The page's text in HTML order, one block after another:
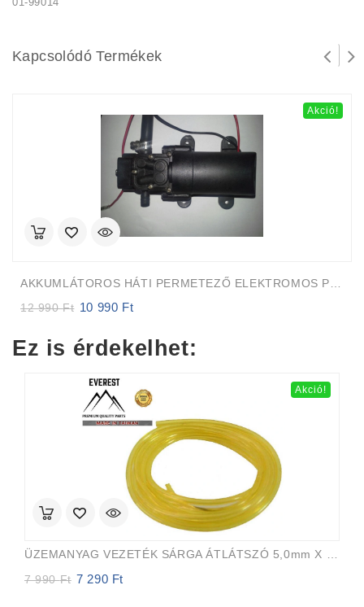
Kapcsolódó Termékek
Akció!
12 990Ft
Original
12
10 990 Ft
10
Ez is érdekelhet:
Akció!
ÜZEMANYAG VEZETÉK SÁRGA ÁTLÁTSZÓ 5,0mm X 8,0mm 15m EVEREST PRO
7 990Ft Original
7 290 Ft